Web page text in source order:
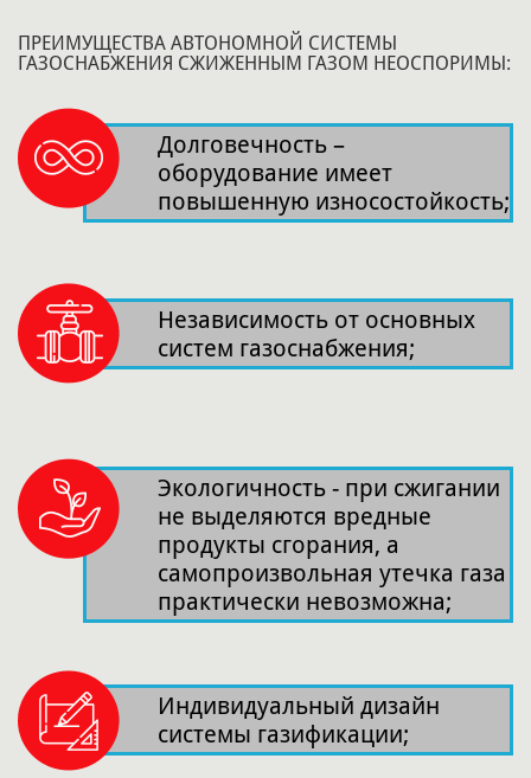
ПРЕИМУЩЕСТВА АВТОНОМНОЙ СИСТЕМЫ
ГАЗОСНАБЖЕНИЯ СЖИЖЕННЫМ ГАЗОМ НЕОСПОРИМЫ:
Долговечность –
оборудование имеет
повышенную износостойкость;
Независимость от основных
систем газоснабжения;
Экологичность - при сжигании
не выделяются вредные
продукты сгорания, а
самопроизвольная утечка газа
практически невозможна;
Индивидуальный дизайн
системы газификации;